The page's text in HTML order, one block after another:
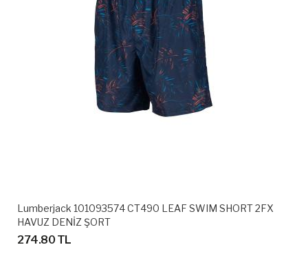
Lumberjack 101093574 CT490 LEAF SWIM SHORT 2FX
HAVUZ DENİZ ŞORT
274.80 TL